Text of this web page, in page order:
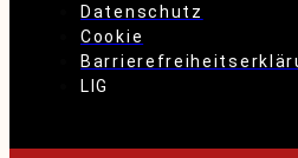
Datenschutz
Cookie
LIG